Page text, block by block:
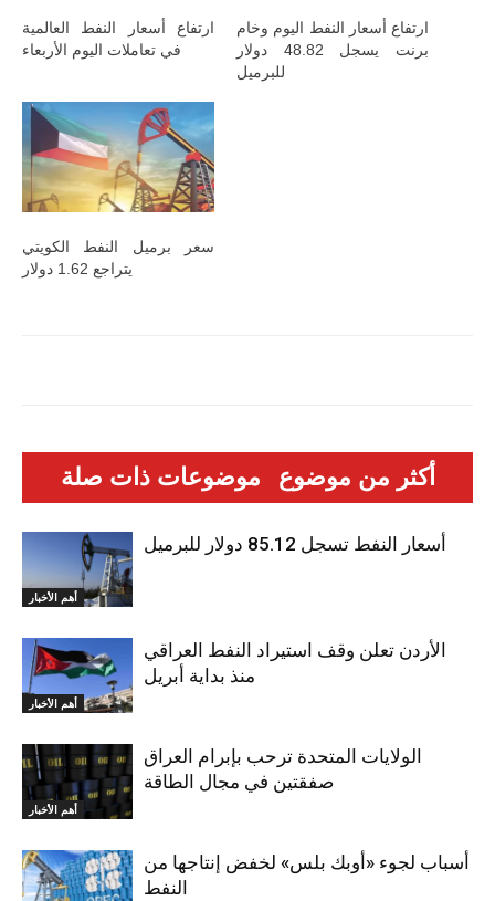
ارتفاع أسعار النفط العالمية
في تعاملات اليوم الأربعاء
ارتفاع أسعار النفط اليوم وخام
برنت يسجل 48.82 دولار
للبرميل
سعر برميل النفط الكويتي
يتراجع 1.62 دولار
موضوعات ذات صلة أكثر من موضوع
أهم الأخبار
أسعار النفط تسجل 85.12 دولار للبرميل
أهم الأخبار
الأردن تعلن وقف استيراد النفط العراقي
منذ بداية أبريل
أهم الأخبار
الولايات المتحدة ترحب بإبرام العراق
صفقتين في مجال الطاقة
أسباب لجوء «أوبك بلس» لخفض إنتاجها من
النفط